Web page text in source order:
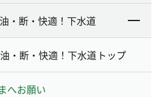
・断・快適！下水道
・断・快適！下水道トップ
へお願い